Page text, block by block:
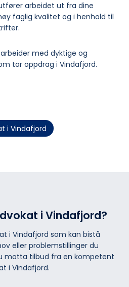
arbeidet ut fra dine
faglig kvalitet og i henhold til
med dyktige og
tar oppdrag i Vindafjord.
i Vindafjord
i Vindafjord?
i Vindafjord som kan bistå
eller problemstillinger du
motta tilbud fra en kompetent
i Vindafjord.